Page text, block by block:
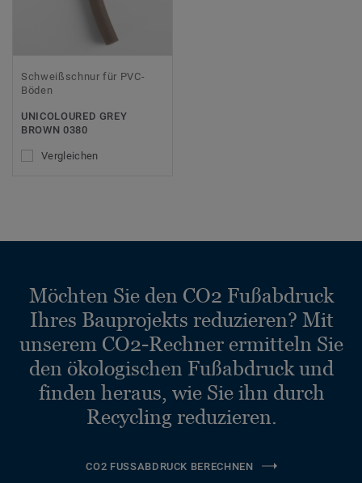
Schweißschnur für PVC-
Böden
UNICOLOURED GREY
BROWN 0380
Vergleichen
Möchten Sie den CO2 Fußabdruck
Ihres Bauprojekts reduzieren? Mit
unserem CO2-Rechner ermitteln Sie
den ökologischen Fußabdruck und
finden heraus, wie Sie ihn durch
Recycling reduzieren.
CO2 FUSSABDRUCK BERECHNEN